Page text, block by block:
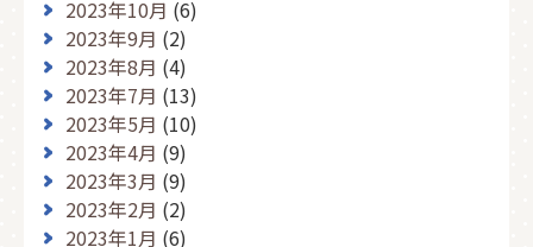
2023年10月 (6)
2023年9月 (2)
2023年8月 (4)
2023年7月 (13)
2023年5月 (10)
2023年4月 (9)
2023年3月 (9)
2023年2月 (2)
2023年1月 (6)